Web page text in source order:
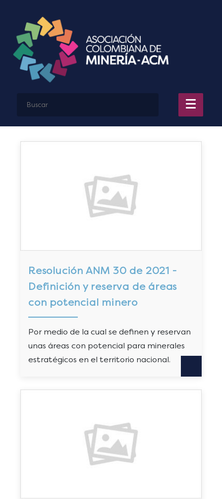
Resolución ANM 30 de 2021 -
Definición y reserva de áreas
con potencial minero
Por medio de la cual se definen y reservan
unas áreas con potencial para minerales
estratégicos en el territorio nacional.